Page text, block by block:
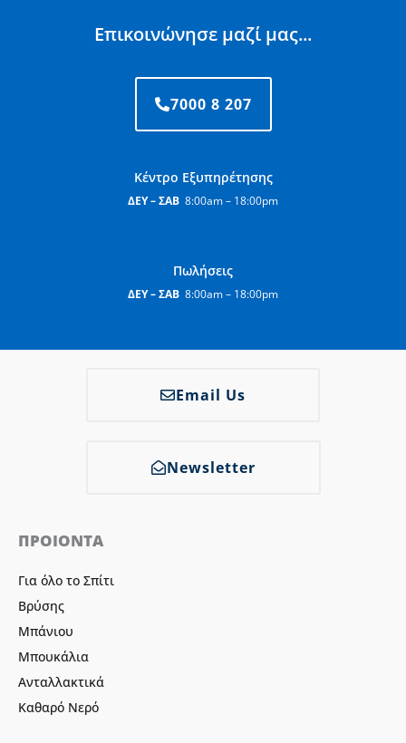
Επικοινώνησε μαζί μας...
7000 8 207
Κέντρο Εξυπηρέτησης
ΔΕΥ – ΣΑΒ 8:00am – 18:00pm
Πωλήσεις
ΔΕΥ – ΣΑΒ 8:00am – 18:00pm
Email Us
Newsletter
ΠΡΟΙΟΝΤΑ
Για όλο το Σπίτι
Βρύσης
Μπάνιου
Μπουκάλια
Ανταλλακτικά
Καθαρό Νερό